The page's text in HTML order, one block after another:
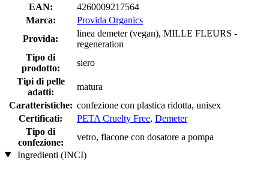
EAN:
4260009217564
Marca:
Provida Organics
Provida:
linea demeter (vegan), MILLE FLEURS -
regeneration
Tipo di
prodotto:
siero
Tipi di pelle
adatti:
matura
Caratteristiche: confezione con plastica ridotta, unisex
Certificati:
PETA Cruelty Free, Demeter
Tipo di
confezione:
vetro, flacone con dosatore a pompa
Ingredienti (INCI)